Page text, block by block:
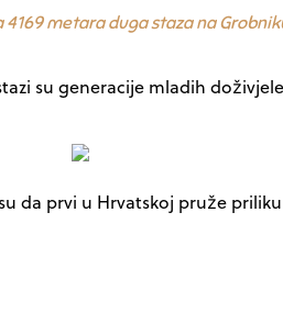
metara duga staza na
su generacije mladih
da prvi u Hrvatskoj pruže